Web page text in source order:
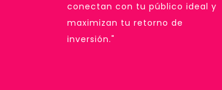
conectan con tu público ideal y
maximizan tu retorno de
inversión."